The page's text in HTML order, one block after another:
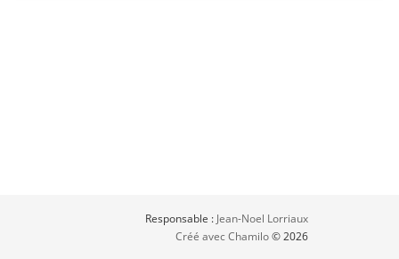
Responsable : Jean-Noel Lorriaux
Créé avec Chamilo© 2026